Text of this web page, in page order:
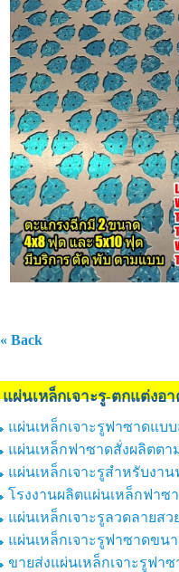
« Back
แผ่นเหล็กเจาะรู-ตกแต่งอ
แผ่นเหล็กเจาะรูฟาซาดแบ
แผ่นเหล็กฟาซาดสั่งผลิตตา
แผ่นเหล็กเจาะรูสำหรับงา
โรงงานผลิตแผ่นเหล็กฟาซ
แผ่นเหล็กเจาะรูลวดลายส
แผ่นเหล็กเจาะรูฟาซาดขน
ขายส่งแผ่นเหล็กเจาะรูฟา